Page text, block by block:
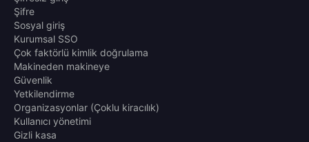
Şifre
Sosyal giriş
Kurumsal SSO
Çok faktörlü kimlik doğrulama
Makineden makineye
Güvenlik
Yetkilendirme
Organizasyonlar (Çoklu kiracılık)
Kullanıcı yönetimi
Gizli kasa